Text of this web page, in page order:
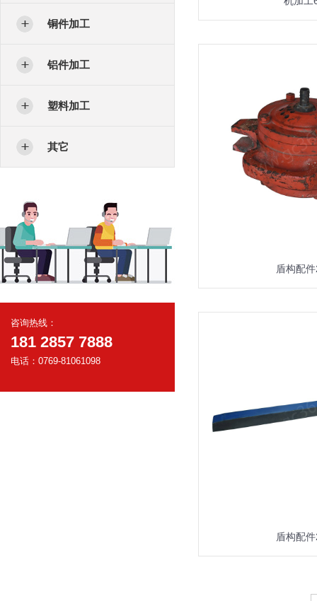
铜件加工
铝件加工
塑料加工
其它
咨询热线：
181 2857 7888
电话：0769-81061098
盾构配
盾构配